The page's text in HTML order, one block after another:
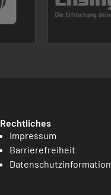
Rechtliches
Impressum
Barrierefreiheit
Datenschutzinformation